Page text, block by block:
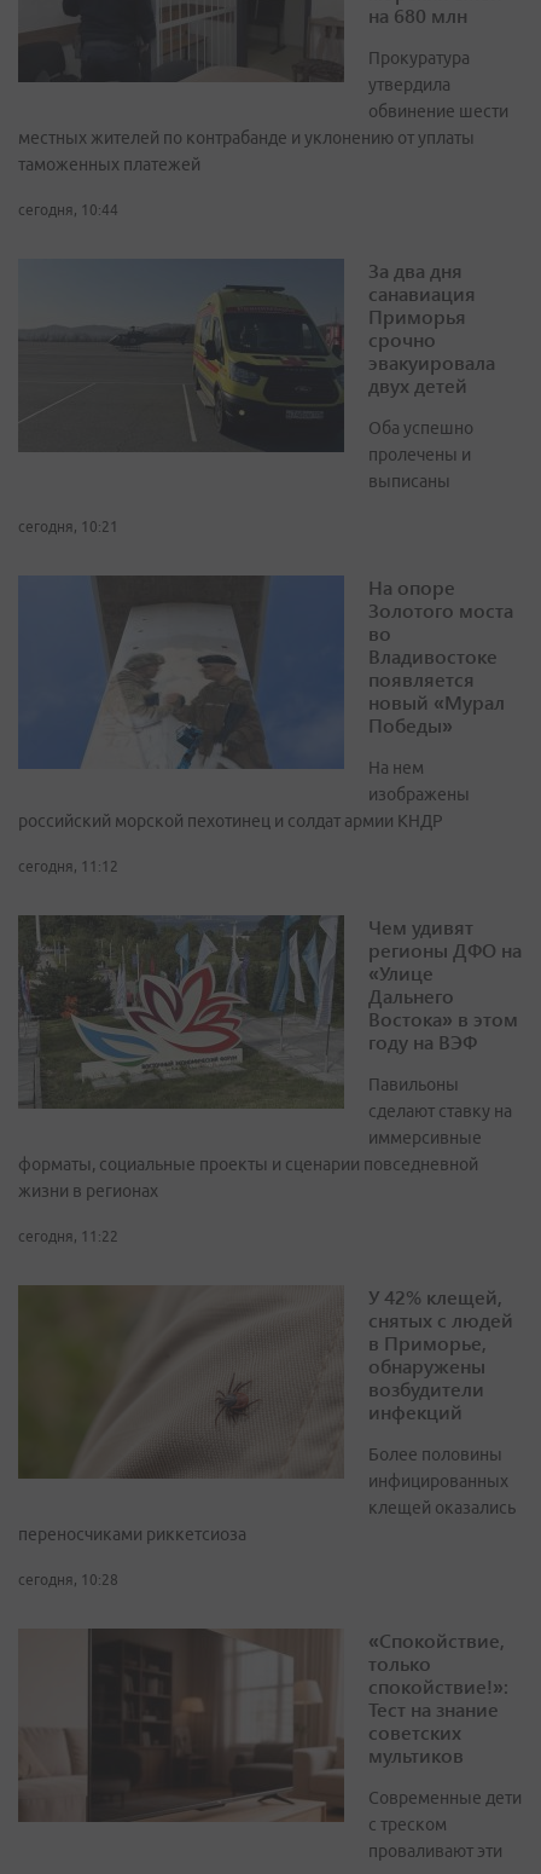
на 680 млн
Прокуратура
утвердила
обвинение шести
местных жителей по контрабанде и уклонению от уплаты
таможенных платежей
сегодня, 10:44
За два дня
санавиация
Приморья
срочно
эвакуировала
двух детей
Оба успешно
пролечены и
выписаны
сегодня, 10:21
На опоре
Золотого моста
во
Владивостоке
появляется
новый «Мурал
Победы»
На нем
изображены
российский морской пехотинец и солдат армии КНДР
сегодня, 11:12
Чем удивят
регионы ДФО на
«Улице
Дальнего
Востока» в этом
году на ВЭФ
Павильоны
сделают ставку на
иммерсивные
форматы, социальные проекты и сценарии повседневной
жизни в регионах
сегодня, 11:22
У 42% клещей,
снятых с людей
в Приморье,
обнаружены
возбудители
инфекций
Более половины
инфицированных
клещей оказались
переносчиками риккетсиоза
сегодня, 10:28
«Спокойствие,
только
спокойствие!»:
Тест на знание
советских
мультиков
Современные дети
с треском
проваливают эти